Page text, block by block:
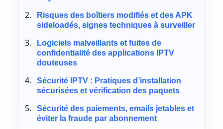
Risques des boîtiers modifiés et des APK
sideloadés, signes techniques à surveiller
Logiciels malveillants et fuites de
confidentialité des applications IPTV
douteuses
Sécurité IPTV : Pratiques d’installation
sécurisées et vérification des paquets
Sécurité des paiements, emails jetables et
éviter la fraude par abonnement